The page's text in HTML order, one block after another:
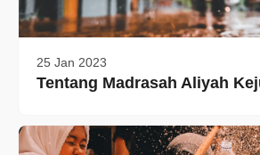
25 Jan 2023
Tentang Madrasah Aliyah